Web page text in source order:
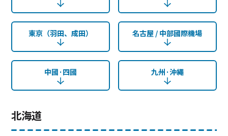
東京（羽田、成田） 名古屋 / 中部國際機場
中國·四國 九州·沖繩
北海道